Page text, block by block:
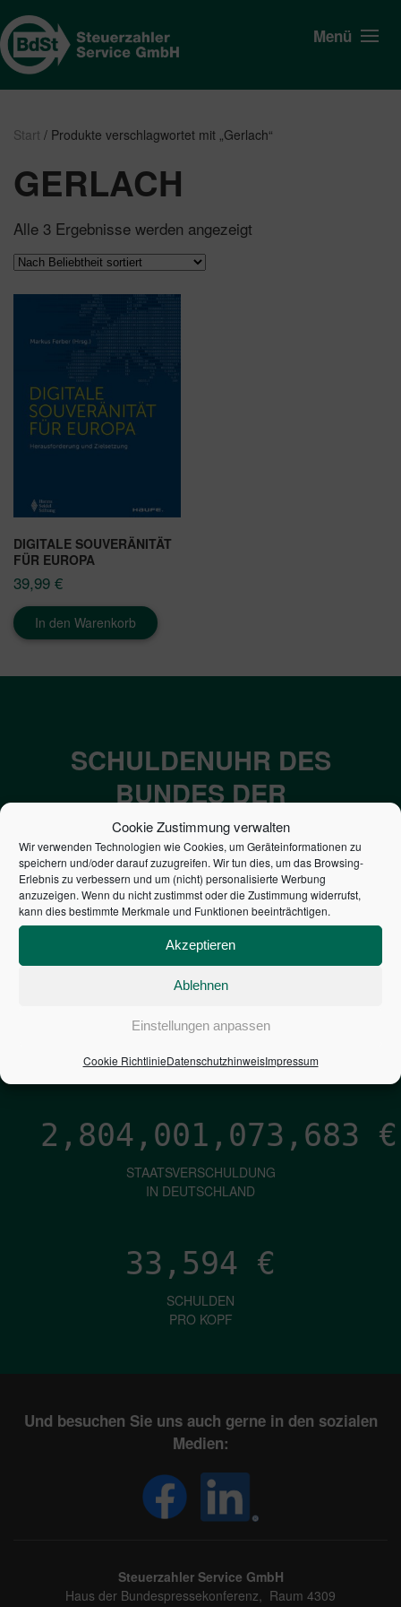
Cookie Zustimmung verwalten
Wir verwenden Technologien wie Cookies, um Geräteinformationen zu
speichern und/oder darauf zuzugreifen. Wir tun dies, um das Browsing-
Erlebnis zu verbessern und um (nicht) personalisierte Werbung
anzuzeigen. Wenn du nicht zustimmst oder die Zustimmung widerrufst,
kann dies bestimmte Merkmale und Funktionen beeinträchtigen.
Akzeptieren
Ablehnen
Einstellungen anpassen
Cookie RichtlinieDatenschutzhinweisImpressum
Menü
Start / Produkte verschlagwortet mit „Gerlach“
GERLACH
Alle 3 Ergebnisse werden angezeigt
DIGITALE SOUVERÄNITÄT
FÜR EUROPA
39,99 €
In den Warenkorb
SCHULDENUHR DES
BUNDES DER
STEUERZAHLER
7,052€
NEUVERSCHULDUNG
PRO SEKUNDE
2,804,001,074,530 €
STAATSVERSCHULDUNG
IN DEUTSCHLAND
33,594 €
SCHULDEN
PRO KOPF
Und besuchen Sie uns auch gerne in den sozialen
Medien:
Steuerzahler Service GmbH
Haus der Bundespressekonferenz, Raum 4309